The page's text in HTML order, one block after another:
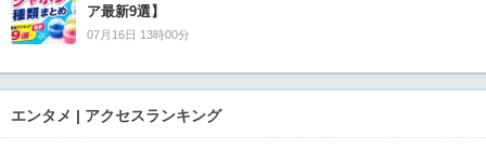
ア最新9選】
07月16日 13時00分
エンタメ | アクセスランキング